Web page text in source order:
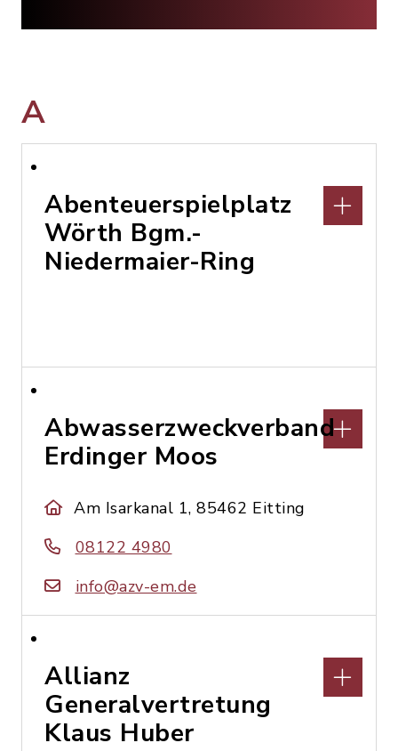
A
Abenteuerspielplatz
Wörth Bgm.-
Niedermaier-Ring
Abwasserzweckverband
Erdinger Moos
Am Isarkanal 1, 85462 Eitting
08122 4980
info@azv-em.de
Allianz
Generalvertretung
Klaus Huber